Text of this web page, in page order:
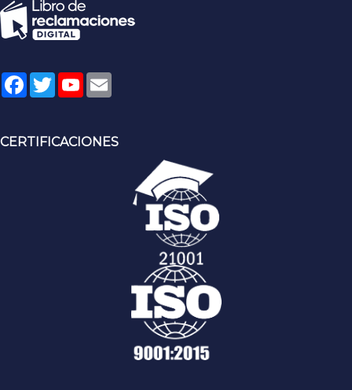
Facebook
TwitterYouTube
CERTIFICACIONES